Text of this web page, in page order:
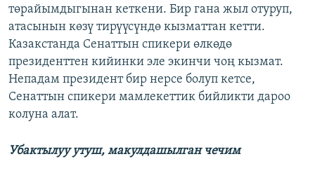
төрайымдыгынан кеткени. Бир гана жыл отуруп,
атасынын көзү тирүүсүндө кызматтан кетти.
Казакстанда Сенаттын спикери өлкөдө
президенттен кийинки эле экинчи чоң кызмат.
Непадам президент бир нерсе болуп кетсе,
Сенаттын спикери мамлекеттик бийликти дароо
колуна алат.
Убактылуу утуш, макулдашылган чечим